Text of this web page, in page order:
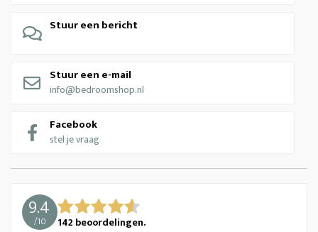
Stuur een bericht
Stuur een e-mail
info@bedroomshop.nl
Facebook
stel je vraag
9.4
/10 142 beoordelingen.